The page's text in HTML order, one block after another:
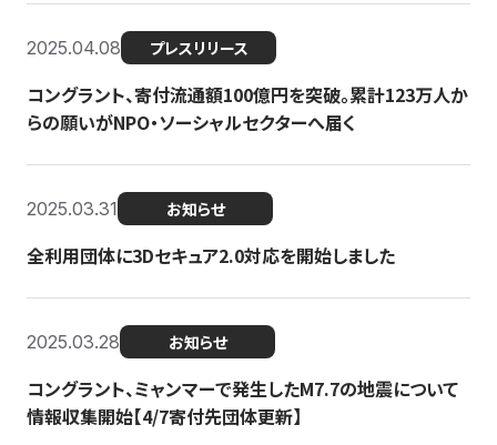
2025.04.08 プレスリリース
コングラント、寄付流通額100億円を突破。累計123万人か
らの願いがNPO・ソーシャルセクターへ届く
2025.03.31 お知らせ
全利用団体に3Dセキュア2.0対応を開始しました
2025.03.28 お知らせ
コングラント、ミャンマーで発生したM7.7の地震について
情報収集開始【4/7寄付先団体更新】